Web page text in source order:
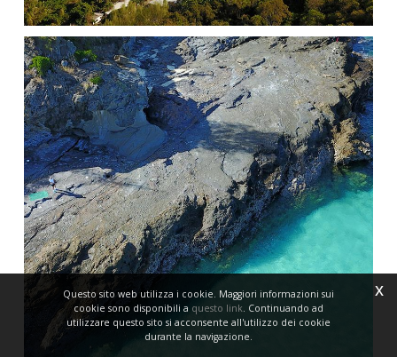
x
Questo sito web utilizza i cookie. Maggiori informazioni sui
cookie sono disponibili a questo link. Continuando ad
utilizzare questo sito si acconsente all'utilizzo dei cookie
durante la navigazione.